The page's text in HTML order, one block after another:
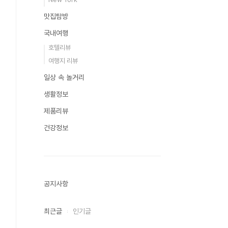
맛집탐방
국내여행
호텔리뷰
여행지 리뷰
일상 속 놀거리
생활정보
제품리뷰
건강정보
공지사항
최근글 인기글